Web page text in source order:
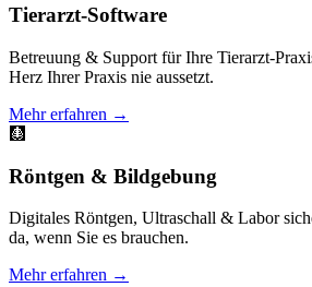
Tierarzt-Software
Betreuung & Support für Ihre Tierarzt-
Herz Ihrer Praxis nie aussetzt.
Mehr erfahren →
🩻
Röntgen & Bildgebung
Digitales Röntgen, Ultraschall & Labor
da, wenn Sie es brauchen.
Mehr erfahren →